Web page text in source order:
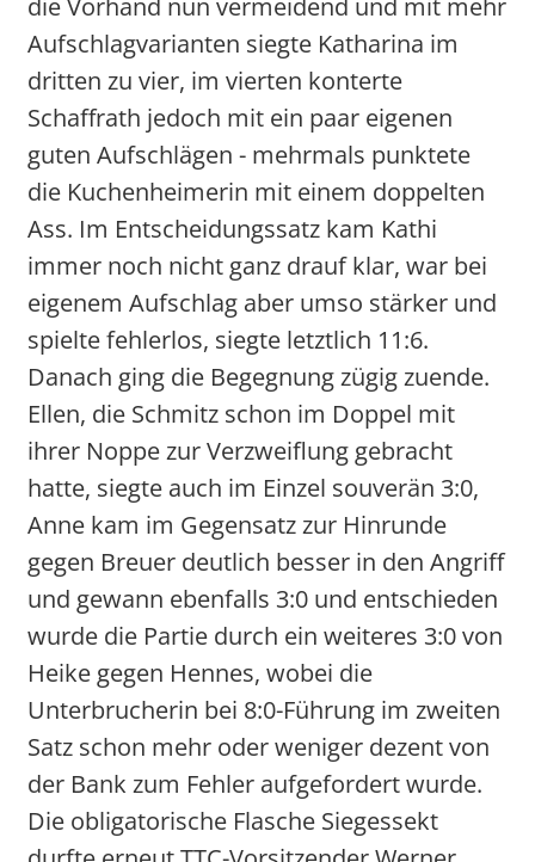
Aufschlagvarianten siegte Katharina im
dritten zu vier, im vierten konterte
Schaffrath jedoch mit ein paar eigenen
guten Aufschlägen - mehrmals punktete
die Kuchenheimerin mit einem doppelten
Ass. Im Entscheidungssatz kam Kathi
immer noch nicht ganz drauf klar, war bei
eigenem Aufschlag aber umso stärker und
spielte fehlerlos, siegte letztlich 11:6.
Danach ging die Begegnung zügig zuende.
Ellen, die Schmitz schon im Doppel mit
ihrer Noppe zur Verzweiflung gebracht
hatte, siegte auch im Einzel souverän 3:0,
Anne kam im Gegensatz zur Hinrunde
gegen Breuer deutlich besser in den Angriff
und gewann ebenfalls 3:0 und entschieden
wurde die Partie durch ein weiteres 3:0 von
Heike gegen Hennes, wobei die
Unterbrucherin bei 8:0-Führung im zweiten
Satz schon mehr oder weniger dezent von
der Bank zum Fehler aufgefordert wurde.
Die obligatorische Flasche Siegessekt